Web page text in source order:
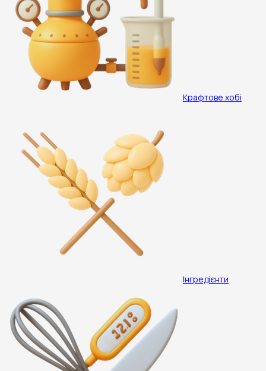
Крафтове хобі
Інгредієнти